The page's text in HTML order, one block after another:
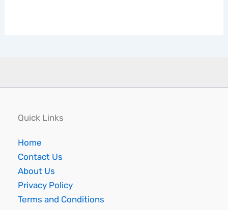
Quick Links
Home
Contact Us
About Us
Privacy Policy
Terms and Conditions